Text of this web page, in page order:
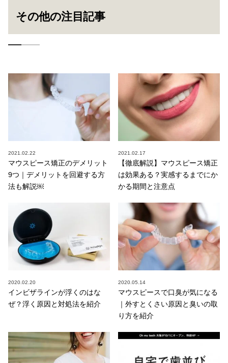
その他の注目記事
2021.02.22
マウスピース矯正のデメリット
9つ｜デメリットを回避する方
法も解説￼
2021.02.17
【徹底解説】マウスピース矯正
は効果ある？実感するまでにか
かる期間と注意点
2020.02.20
インビザラインが浮くのはな
ぜ？浮く原因と対処法を紹介
2020.05.14
マウスピースで口臭が気になる
｜外すとくさい原因と臭いの取
り方を紹介